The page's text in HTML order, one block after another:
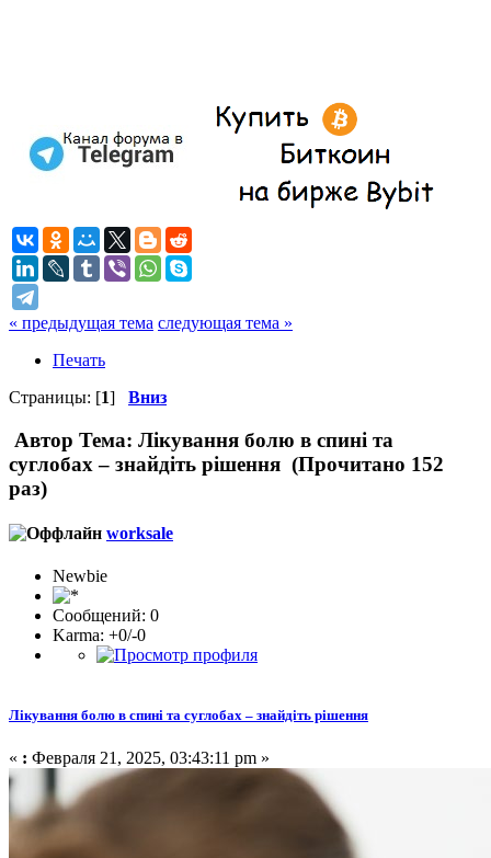
« предыдущая тема следующая тема »
Печать
Страницы: [1] Вниз
Автор Тема: Лікування болю в спині та
суглобах – знайдіть рішення (Прочитано 152
раз)
worksale
Newbie
Сообщений: 0
Karma: +0/-0
Лікування болю в спині та суглобах – знайдіть рішення
« : Февраля 21, 2025, 03:43:11 pm »